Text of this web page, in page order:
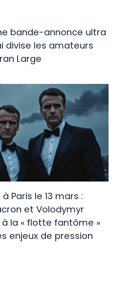
bande-annonce ultra
divise les amateurs
Large
Paris le 13 mars :
et Volodymyr
à la « flotte fantôme »
enjeux de pression